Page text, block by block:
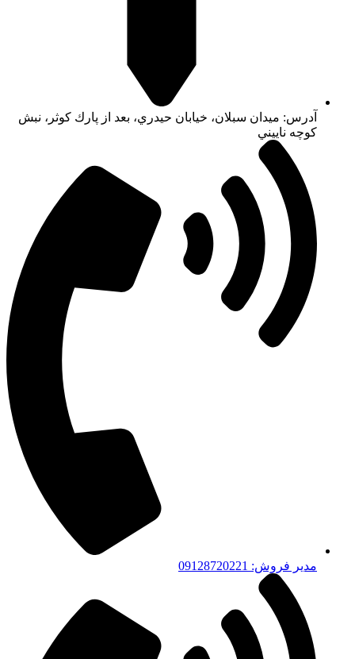
آدرس: ميدان سبلان، خيابان حيدري، بعد از پارك كوثر، نبش
كوچه ناييني
مدیر فروش: 09128720221